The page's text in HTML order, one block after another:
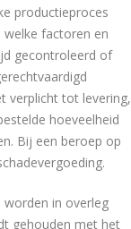
productieproces
welke factoren en
gecontroleerd of
verplicht tot levering,
hoeveelheid
Bij een beroep op
worden in overleg
gehouden met het